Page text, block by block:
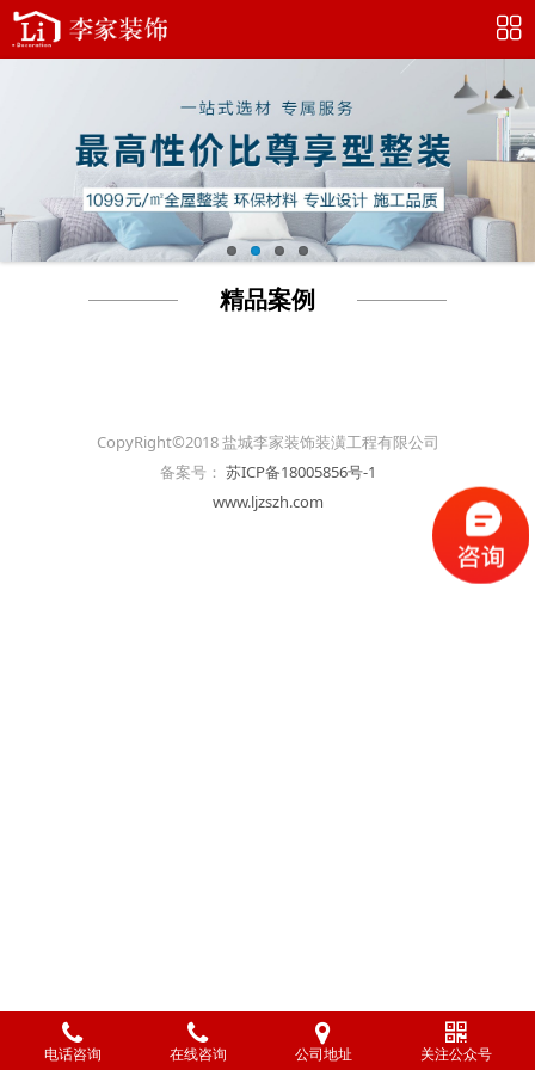
精品案例
CopyRight©2018 盐城李家装饰装潢工程有限公司
备案号： 苏ICP备18005856号-1
www.ljzszh.com
电话咨询 在线咨询 公司地址 关注公众号